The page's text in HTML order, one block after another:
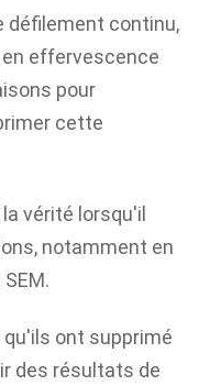
défilement continu,
effervescence
pour
cette
vérité lorsqu'il
notamment en
ont supprimé
des résultats de